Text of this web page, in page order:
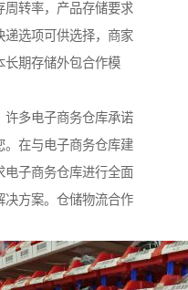
周转率，产品存储要求
递选项可供选择，商家
长期存储外包合作模
许多电子商务仓库承诺
。在与电子商务仓库建
电子商务仓库进行全面
决方案。仓储物流合作